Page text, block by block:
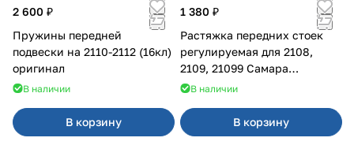
2 600 ₽
Пружины передней
подвески на 2110-2112 (16кл)
оригинал
В наличии
В корзину
1 380 ₽
Растяжка передних стоек
регулируемая для 2108,
2109, 21099 Самара
карбюратор
В наличии
В корзину